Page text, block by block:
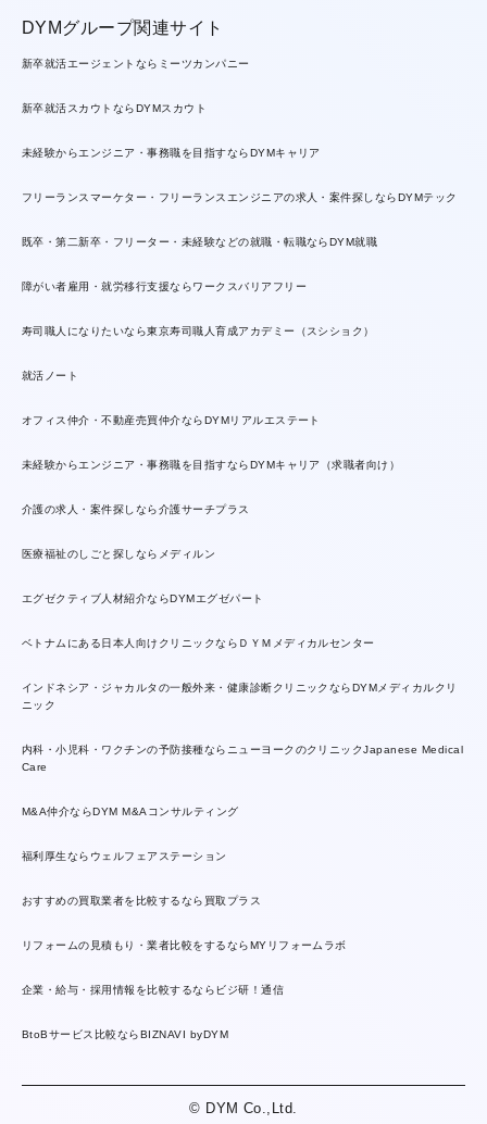
DYMグループ関連サイト
新卒就活エージェントならミーツカンパニー
新卒就活スカウトならDYMスカウト
未経験からエンジニア・事務職を目指すならDYMキャリア
フリーランスマーケター・フリーランスエンジニアの求人・案件探しならDYMテック
既卒・第二新卒・フリーター・未経験などの就職・転職ならDYM就職
障がい者雇用・就労移行支援ならワークスバリアフリー
寿司職人になりたいなら東京寿司職人育成アカデミー（スシショク）
就活ノート
オフィス仲介・不動産売買仲介ならDYMリアルエステート
未経験からエンジニア・事務職を目指すならDYMキャリア（求職者向け）
介護の求人・案件探しなら介護サーチプラス
医療福祉のしごと探しならメディルン
エグゼクティブ人材紹介ならDYMエグゼパート
ベトナムにある日本人向けクリニックならＤＹＭメディカルセンター
インドネシア・ジャカルタの一般外来・健康診断クリニックならDYMメディカルクリ
ニック
内科・小児科・ワクチンの予防接種ならニューヨークのクリニックJapanese Medical
Care
M&A仲介ならDYM M&Aコンサルティング
福利厚生ならウェルフェアステーション
おすすめの買取業者を比較するなら買取プラス
リフォームの見積もり・業者比較をするならMYリフォームラボ
企業・給与・採用情報を比較するならビジ研！通信
BtoBサービス比較ならBIZNAVI byDYM
© DYM Co.,Ltd.